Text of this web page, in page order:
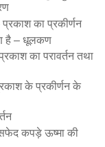
का प्रकीर्णन
है – धूलकण
का परावर्तन तथा
के प्रकीर्णन के
कपड़े ऊष्मा की